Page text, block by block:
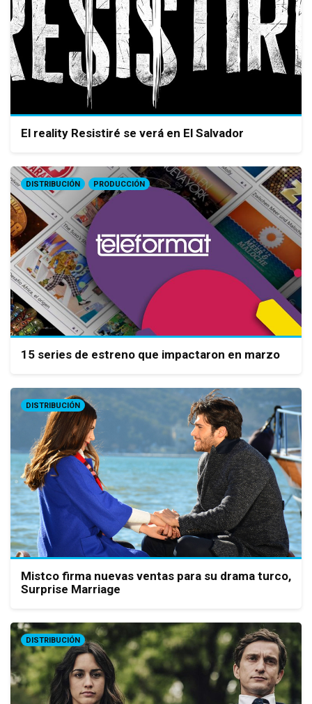
El reality Resistiré se verá en El Salvador
DISTRIBUCIÓN PRODUCCIÓN
15 series de estreno que impactaron en marzo
DISTRIBUCIÓN
Mistco firma nuevas ventas para su drama turco,
Surprise Marriage
DISTRIBUCIÓN